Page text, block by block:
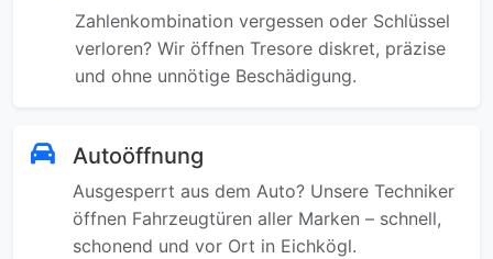
Zahlenkombination vergessen oder Schlüssel
verloren? Wir öffnen Tresore diskret, präzise
und ohne unnötige Beschädigung.
Autoöffnung
Ausgesperrt aus dem Auto? Unsere Techniker
öffnen Fahrzeugtüren aller Marken – schnell,
schonend und vor Ort in Eichkögl.